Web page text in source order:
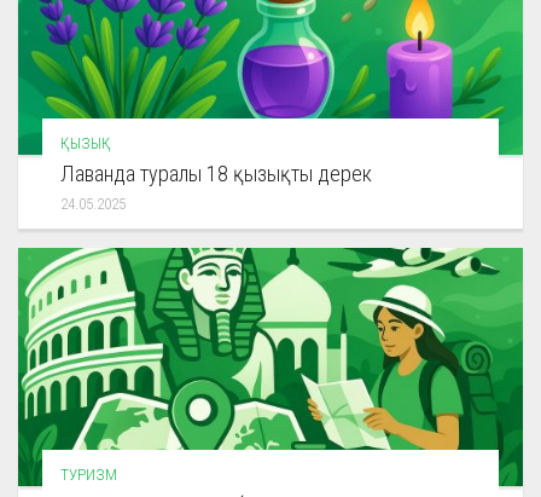
ҚЫЗЫҚ
Лаванда туралы 18 қызықты дерек
24.05.2025
ТУРИЗМ